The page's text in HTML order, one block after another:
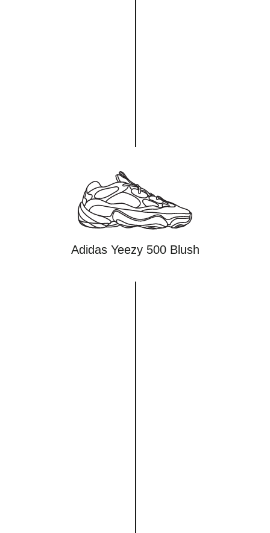
Adidas Yeezy 500 Blush